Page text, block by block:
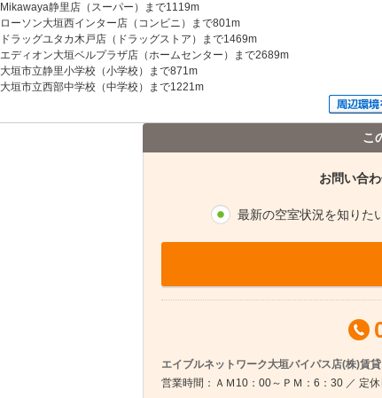
Mikawaya静里店（スーパー）まで1119m
ローソン大垣西インター店（コンビニ）まで801m
ドラッグユタカ木戸店（ドラッグストア）まで1469m
エディオン大垣ベルプラザ店（ホームセンター）まで2689m
大垣市立静里小学校（小学校）まで871m
大垣市立西部中学校（中学校）まで1221m
こ
お問い合
最新の空室状況を知りた
エイブルネットワーク大垣バイパス店(株)賃
営業時間：ＡＭ10：00～ＰＭ：6：30 ／ 定休